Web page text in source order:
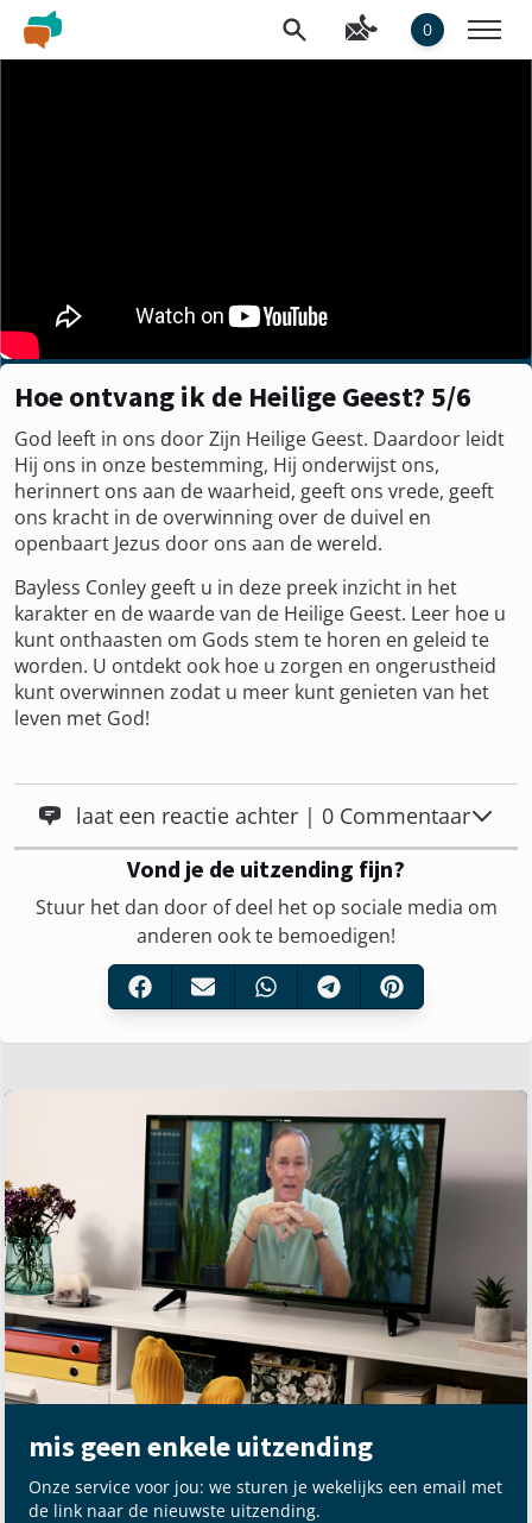
0
Hoe ontvang ik de Heilige Geest? 5/6
God leeft in ons door Zijn Heilige Geest. Daardoor leidt
Hij ons in onze bestemming, Hij onderwijst ons,
herinnert ons aan de waarheid, geeft ons vrede, geeft
ons kracht in de overwinning over de duivel en
openbaart Jezus door ons aan de wereld.
Bayless Conley geeft u in deze preek inzicht in het
karakter en de waarde van de Heilige Geest. Leer hoe u
kunt onthaasten om Gods stem te horen en geleid te
worden. U ontdekt ook hoe u zorgen en ongerustheid
kunt overwinnen zodat u meer kunt genieten van het
leven met God!
laat een reactie achter | 0 Commentaar
Vond je de uitzending fijn?
Stuur het dan door of deel het op sociale media om
anderen ook te bemoedigen!
mis geen enkele uitzending
Onze service voor jou: we sturen je wekelijks een email met
de link naar de nieuwste uitzending.